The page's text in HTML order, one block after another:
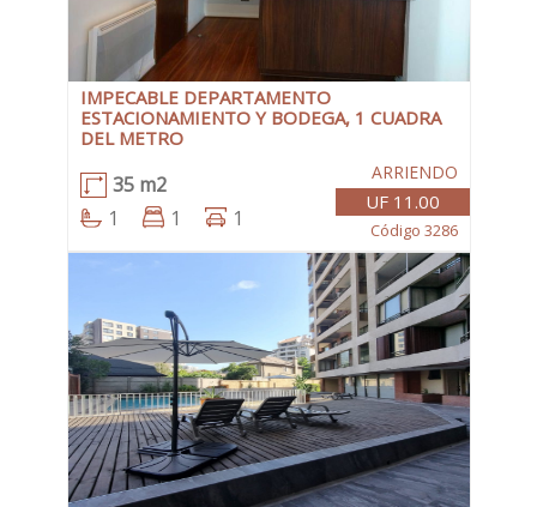
IMPECABLE DEPARTAMENTO
ESTACIONAMIENTO Y BODEGA, 1 CUADRA
DEL METRO
35 m2
1
1 1
ARRIENDO
UF 11.00
Código 3286